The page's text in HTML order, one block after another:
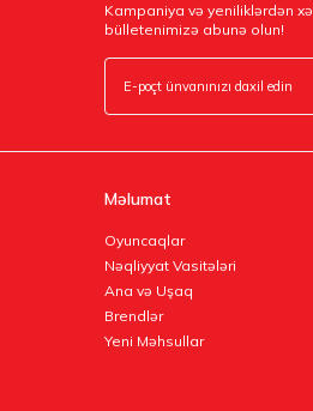
Kampaniya və yeniliklərdən
bülletenimizə abunə olun!
Məlumat
Oyuncaqlar
Nəqliyyat Vasitələri
Ana və Uşaq
Brendlər
Yeni Məhsullar